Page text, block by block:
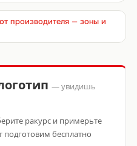
производителя — зоны и
— увидишь
ракурс и примерьте
подготовим бесплатно